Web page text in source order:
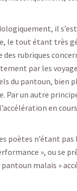
il
le tout étant très
des rubriques
par les
du pantoun, bien
Par un autre
l’accélération en
poètes n’étant
», ou se
pantoun malais »